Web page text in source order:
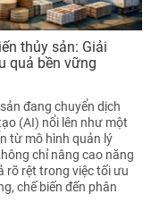
thủy sản: Giải
quả bền vững
đang chuyển dịch
(AI) nổi lên như một
từ mô hình quản lý
chỉ nâng cao năng
rõ rệt trong việc tối ưu
chế biến đến phân